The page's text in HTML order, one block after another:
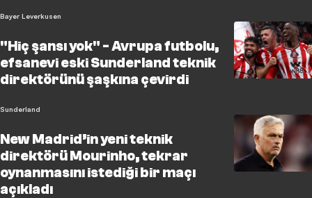
Bayer Leverkusen
"Hiç şansı yok" - Avrupa futbolu,
efsanevi eski Sunderland teknik
direktörünü şaşkına çevirdi
Sunderland
New Madrid’in yeni teknik
direktörü Mourinho, tekrar
oynanmasını istediği bir maçı
açıkladı